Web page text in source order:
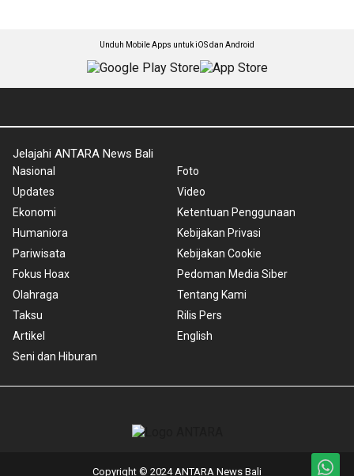
Unduh Mobile Apps untuk iOS dan Android
Jelajahi ANTARA News Bali
Nasional
Updates
Ekonomi
Humaniora
Pariwisata
Fokus Hoax
Olahraga
Taksu
Artikel
Seni dan Hiburan
Foto
Video
Ketentuan Penggunaan
Kebijakan Privasi
Kebijakan Cookie
Pedoman Media Siber
Tentang Kami
Rilis Pers
English
Copyright © 2024 ANTARA News Bali